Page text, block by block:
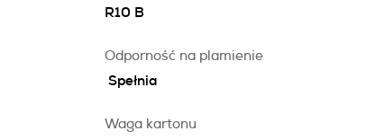
R10 B
Odporność na plamienie
Spełnia
Waga kartonu